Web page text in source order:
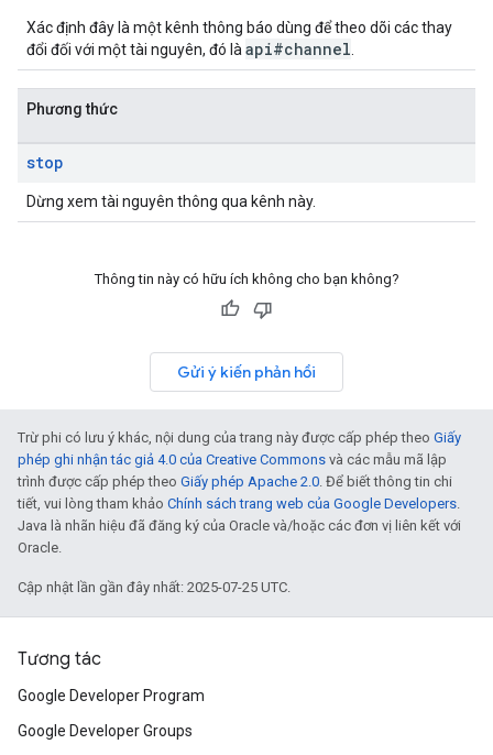
Xác định đây là một kênh thông báo dùng để theo dõi các thay
đổi đối với một tài nguyên, đó là api#channel
Phương thức
stop
Dừng xem tài nguyên thông qua kênh này.
Thông tin này có hữu ích không cho bạn không?
Gửi ý kiến phản hồi
Trừ phi có lưu ý khác, nội dung của trang này được cấp phép theo Giấy
phép ghi nhận tác giả 4.0 của Creative Commons và các mẫu mã lập
trình được cấp phép theo Giấy phép Apache 2.0. Để biết thông tin chi
tiết, vui lòng tham khảo Chính sách trang web của Google Developers.
Java là nhãn hiệu đã đăng ký của Oracle và/hoặc các đơn vị liên kết với
Oracle.
Cập nhật lần gần đây nhất: 2025-07-25 UTC.
Tương tác
Google Developer Program
Google Developer Groups